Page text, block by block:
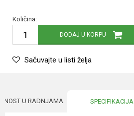
Količina:
DODAJ U KORPU
Sačuvajte u listi želja
U RADNJAMA SPECIFIKACIJA